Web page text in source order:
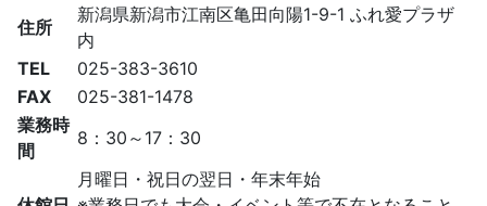
住所
新潟県新潟市江南区亀田向陽1-9-1 ふれ愛プラザ
内
TEL
025-383-3610
FAX
025-381-1478
業務時
間
8：30～17：30
月曜日・祝日の翌日・年末年始